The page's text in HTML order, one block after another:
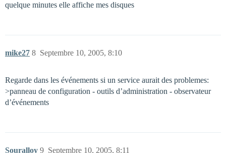
quelque minutes elle affiche mes disques
mike27 Septembre 10, 2005, 8:10
8
Regarde dans les événements si un service aurait des problemes:
>panneau de configuration - outils d’administration - observateur
d’événements
Souralloy Septembre 10, 2005, 8:11
9